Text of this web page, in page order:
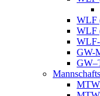
WLF
WLF
GW-
MTW